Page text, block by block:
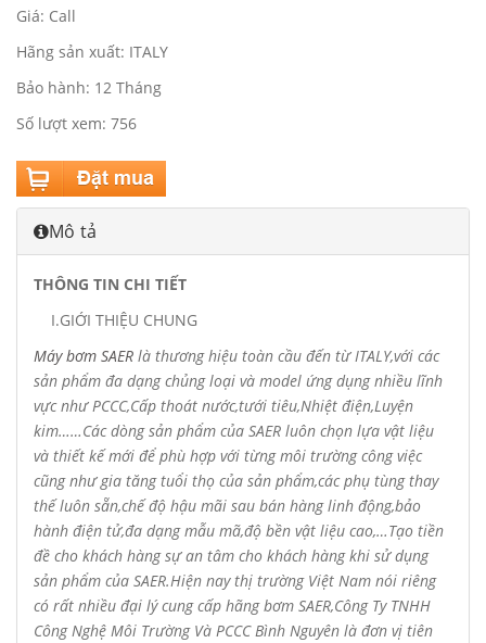
Giá: Call
Hãng sản xuất: ITALY
Bảo hành: 12 Tháng
Số lượt xem: 756
Mô tả
THÔNG TIN CHI TIẾT
I.GIỚI THIỆU CHUNG
Máybơm SAER là thương hiệu toàn cầu đến từ ITALY,với các
sản phẩm đa dạng chủng loại và model ứng dụng nhiều lĩnh
vực như PCCC,Cấp thoát nước,tưới tiêu,Nhiệt điện,Luyện
kim……Các dòng sản phẩm của SAER luôn chọn lựa vật liệu
và thiết kế mới để phù hợp với từng môi trường công việc
cũng như gia tăng tuổi thọ của sản phẩm,các phụ tùng thay
thế luôn sẵn,chế độ hậu mãi sau bán hàng linh động,bảo
hành điện tử,đa dạng mẫu mã,độ bền vật liệu cao,…Tạo tiền
đề cho khách hàng sự an tâm cho khách hàng khi sử dụng
sản phẩm của SAER.Hiện nay thị trường Việt Nam nói riêng
có rất nhiều đại lý cung cấp hãng bơm SAER,Công Ty TNHH
Công Nghệ Môi Trường Và PCCC Bình Nguyên là đơn vị tiên